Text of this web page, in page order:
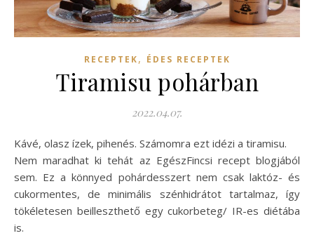
RECEPTEK, ÉDES RECEPTEK
Tiramisu pohárban
2022.04.07.
Kávé, olasz ízek, pihenés. Számomra ezt idézi a tiramisu.
Nem maradhat ki tehát az EgészFincsi recept blogjából
sem. Ez a könnyed pohárdesszert nem csak laktóz- és
cukormentes, de minimális szénhidrátot tartalmaz, így
tökéletesen beilleszthető egy cukorbeteg/ IR-es diétába
is.